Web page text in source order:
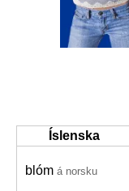
Íslenska
blóm á norsku